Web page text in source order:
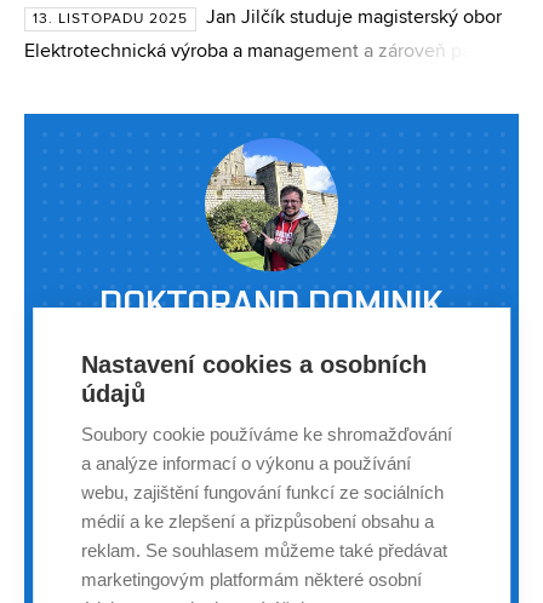
13. LISTOPADU 2025
Jan Jilčík studuje magisterský obor
Elektrotechnická výroba a management a zároveň patří
77 kg) v brazilském jiu-jitsu. Za poslední půlrok zí
DOKTORAND DOMINIK
VESELÝ ZÍSKAL DÍKY STÁŽI V
OXFORDU NOVÝ POHLED NA
VÝZKUM
ZÁPISNÍK | DOMINIK VESELÝ | 31. KVĚTNA 2024
Doktorand Ústavu chemie a technologie ochrany
životního prostředí Fakulty chemické VUT Dominik
Nastavení cookies a osobních
údajů
Soubory cookie používáme ke shromažďování
a analýze informací o výkonu a používání
webu, zajištění fungování funkcí ze sociálních
médií a ke zlepšení a přizpůsobení obsahu a
reklam. Se souhlasem můžeme také předávat
marketingovým platformám některé osobní